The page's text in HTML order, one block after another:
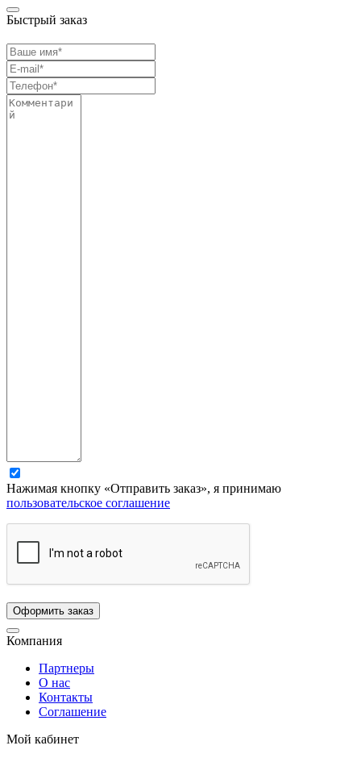
Быстрый заказ
Нажимая кнопку «Отправить заказ», я принимаю
пользовательское соглашение
Компания
Партнеры
О нас
Контакты
Соглашение
Мой кабинет